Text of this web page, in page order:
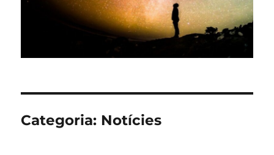
Categoria: Notícies